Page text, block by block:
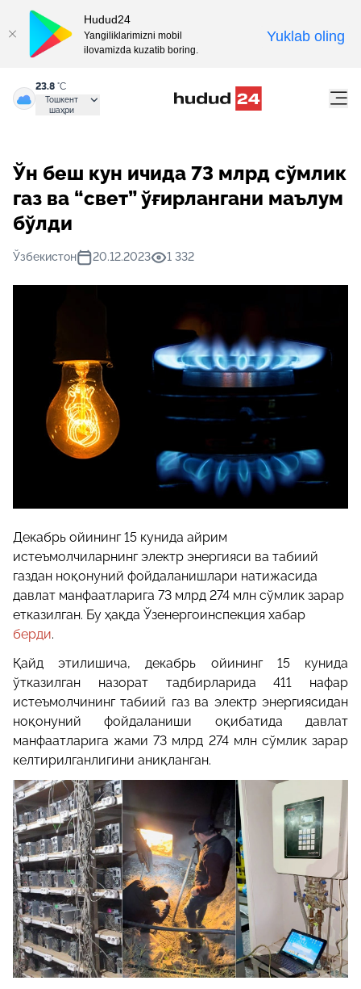
23.8 °C
Тошкент
шаҳри
Ўн беш кун ичида 73 млрд сўмлик
газ ва “свет” ўғирлангани маълум
бўлди
Ўзбекистон 20.12.2023 1 332
Декабрь ойининг 15 кунида айрим
истеъмолчиларнинг электр энергияси ва табиий
газдан ноқонуний фойдаланишлари натижасида
давлат манфаатларига 73 млрд 274 млн сўмлик зарар
етказилган. Бу ҳақда Ўзенергоинспекция хабар
берди.
Қайд этилишича, декабрь ойининг 15 кунида
ўтказилган назорат тадбирларида 411 нафар
истеъмолчининг табиий газ ва электр энергиясидан
ноқонуний фойдаланиши оқибатида давлат
манфаатларига жами 73 млрд 274 млн сўмлик зарар
келтирилганлигини аниқланган.
Hudud24
Yangiliklarimizni mobil
ilovamizda kuzatib boring.
Yuklab oling